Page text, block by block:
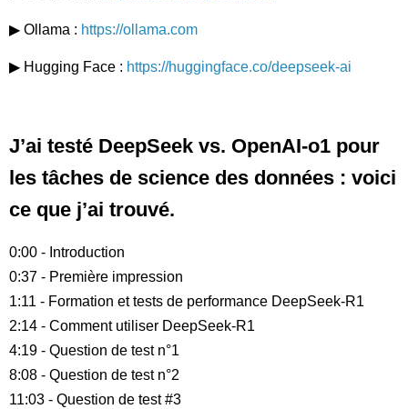
▶ Ollama : https://ollama.com
▶ Hugging Face : https://huggingface.co/deepseek-ai
J’ai testé DeepSeek vs. OpenAI-o1 pour
les tâches de science des données : voici
ce que j’ai trouvé.
0:00 - Introduction
0:37 - Première impression
1:11 - Formation et tests de performance DeepSeek-R1
2:14 - Comment utiliser DeepSeek-R1
4:19 - Question de test n°1
8:08 - Question de test n°2
11:03 - Question de test #3